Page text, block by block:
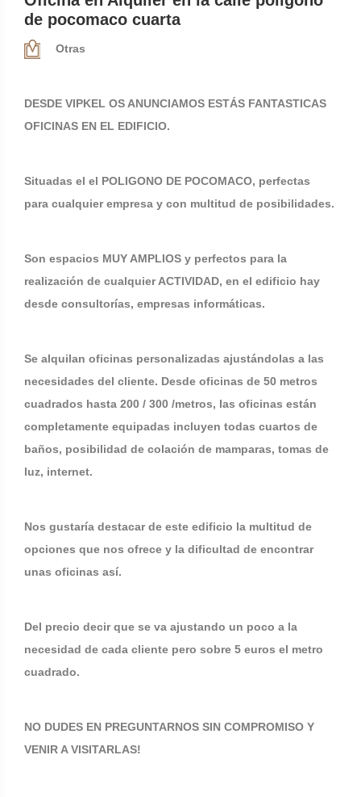
de pocomaco cuarta
Otras
DESDE VIPKEL OS ANUNCIAMOS ESTÁS FANTASTICAS
OFICINAS EN EL EDIFICIO.
Situadas el el POLIGONO DE POCOMACO, perfectas
para cualquier empresa y con multitud de posibilidades.
Son espacios MUY AMPLIOS y perfectos para la
realización de cualquier ACTIVIDAD, en el edificio hay
desde consultorías, empresas informáticas.
Se alquilan oficinas personalizadas ajustándolas a las
necesidades del cliente. Desde oficinas de 50 metros
cuadrados hasta 200 / 300 /metros, las oficinas están
completamente equipadas incluyen todas cuartos de
baños, posibilidad de colación de mamparas, tomas de
luz, internet.
Nos gustaría destacar de este edificio la multitud de
opciones que nos ofrece y la dificultad de encontrar
unas oficinas así.
Del precio decir que se va ajustando un poco a la
necesidad de cada cliente pero sobre 5 euros el metro
cuadrado.
NO DUDES EN PREGUNTARNOS SIN COMPROMISO Y
VENIR A VISITARLAS!